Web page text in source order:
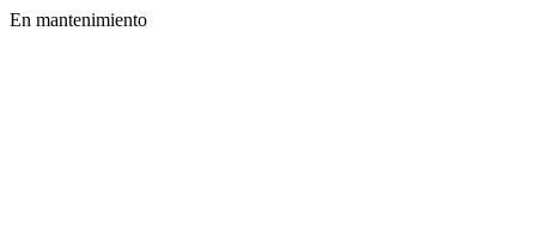
En mantenimiento